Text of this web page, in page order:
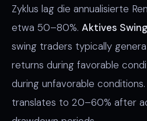
Zyklus lag die annualisierte
etwa 50–80%. Aktives
swing traders typically
returns during favorable
during unfavorable conditions.
translates to 20–60% after